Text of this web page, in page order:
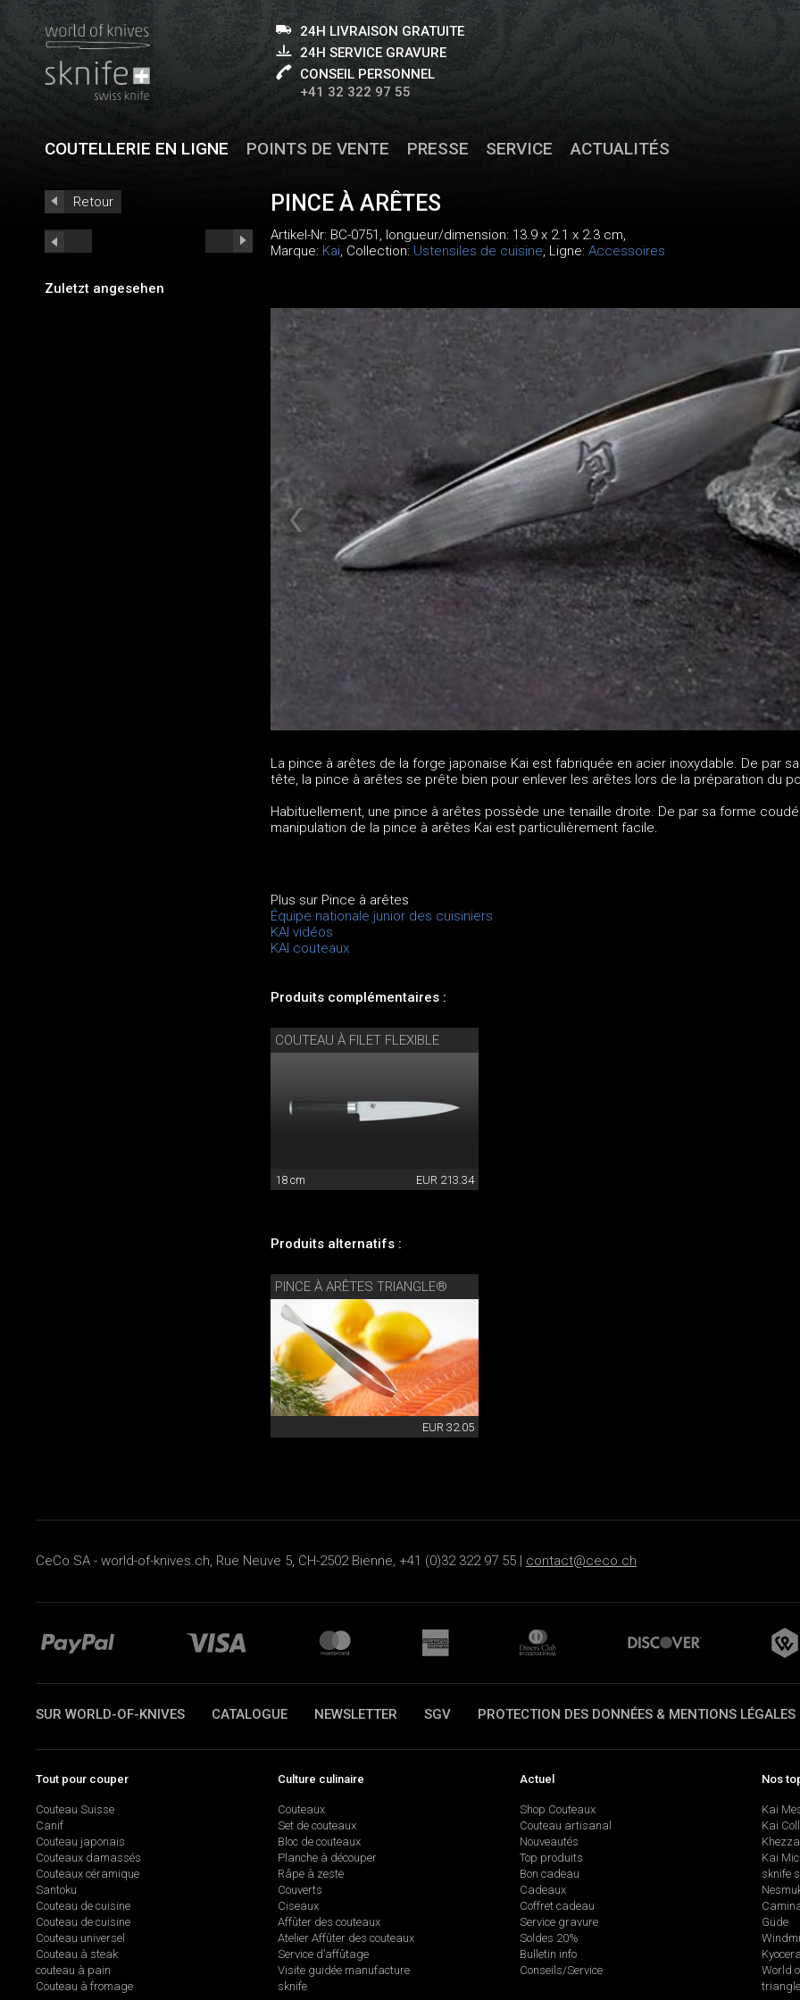
24H LIVRAISON GRATUITE
24H SERVICE GRAVURE
CONSEIL PERSONNEL
+41 32 322 97 55
COUTELLERIE EN LIGNE POINTS DE VENTE PRESSE SERVICE ACTUALITÉS
Retour
Zuletzt angesehen
PINCE À ARÊTES
Artikel-Nr: BC-0751 , longueur/dimension: 13.9 x 2.1 x 2.3 cm,
Marque: Kai, Collection: Ustensiles de cuisine, Ligne: Accessoires
La pince à arêtes de la forge japonaise Kai est fabriquée en acier inoxydable. De par
tête, la pince à arêtes se prête bien pour enlever les arêtes lors de la préparation du
Habituellement, une pince à arêtes possède une tenaille droite. De par sa forme
manipulation de la pince à arêtes Kai est particulièrement facile.
Plus sur Pince à arêtes
Équipe nationale junior des cuisiniers
KAI vidéos
KAI couteaux
Produits complémentaires :
COUTEAU À FILET FLEXIBLE
18 cm EUR 213.34
Produits alternatifs :
PINCE À ARÊTES TRIANGLE®
EUR 32.05
CeCo SA - world-of-knives.ch, Rue Neuve 5, CH-2502 Bienne, +41 (0)32 322 97 55 | contact@ceco.ch
SUR WORLD-OF-KNIVES CATALOGUE NEWSLETTER SGV PROTECTION DES DONNÉES & MENTIONS LÉGALES
Tout pour couper
Couteau Suisse
Canif
Couteau japonais
Couteaux damassés
Couteaux céramique
Santoku
Couteau de cuisine
Couteau de cuisine
Couteau universel
Couteau à steak
couteau à pain
Couteau à fromage
Culture culinaire
Couteaux
Set de couteaux
Bloc de couteaux
Planche à découper
Râpe à zeste
Couverts
Ciseaux
Affûter des couteaux
Atelier Affûter des couteaux
Service d’affûtage
Visite guidée manufacture
sknife
Actuel
Shop Couteaux
Couteau artisanal
Nouveautés
Top produits
Bon cadeau
Cadeaux
Coffret cadeau
Service gravure
Soldes 20%
Bulletin info
Conseils/Service
Nos
Kai
Kai
Kai
sknife
Güde
World